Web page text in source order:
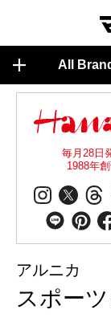
All
毎月28日
1988年創
アルニカ
スポー